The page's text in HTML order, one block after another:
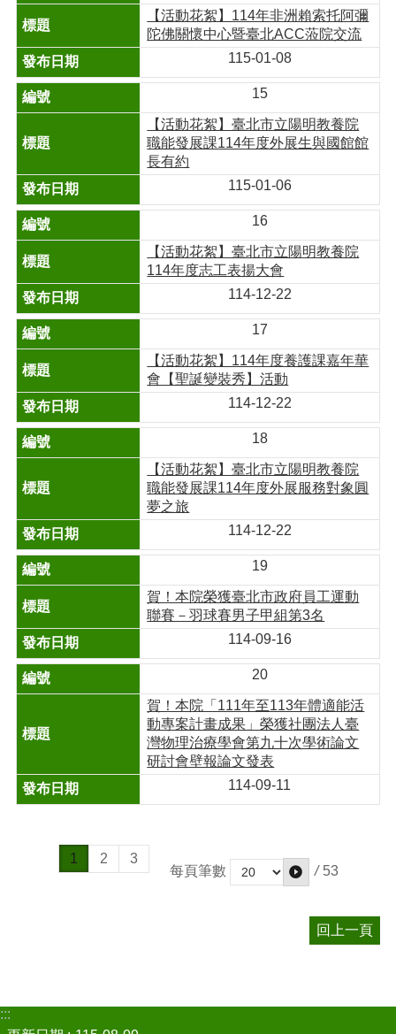
【活動花絮】114年非洲賴索托阿彌
陀佛關懷中心暨臺北ACC蒞院交流
115-01-08
15
【活動花絮】臺北市立陽明教養院
職能發展課114年度外展生與國館館
長有約
115-01-06
16
【活動花絮】臺北市立陽明教養院
114年度志工表揚大會
114-12-22
17
【活動花絮】114年度養護課嘉年華
會【聖誕變裝秀】活動
114-12-22
18
【活動花絮】臺北市立陽明教養院
職能發展課114年度外展服務對象圓
夢之旅
114-12-22
19
賀！本院榮獲臺北市政府員工運動
聯賽－羽球賽男子甲組第3名
114-09-16
20
賀！本院「111年至113年體適能活
動專案計畫成果」榮獲社團法人臺
灣物理治療學會第九十次學術論文
研討會壁報論文發表
114-09-11
1 2
3
每頁筆數
/ 53
回上一頁
:::